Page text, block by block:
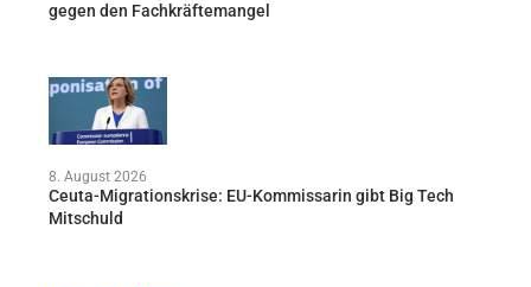
gegen den Fachkräftemangel
8. August 2026
Ceuta-Migrationskrise: EU-Kommissarin gibt Big Tech
Mitschuld